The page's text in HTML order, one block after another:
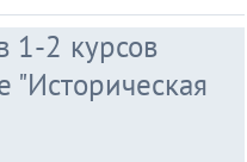
1-2 курсов
"Историческая